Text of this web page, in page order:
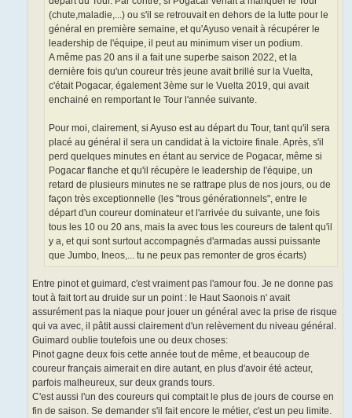
(chute,maladie,...) ou s'il se retrouvait en dehors de la lutte pour le
général en première semaine, et qu'Ayuso venait à récupérer le
leadership de l'équipe, il peut au minimum viser un podium.
A même pas 20 ans il a fait une superbe saison 2022, et la
dernière fois qu'un coureur très jeune avait brillé sur la Vuelta,
c'était Pogacar, également 3ème sur le Vuelta 2019, qui avait
enchainé en remportant le Tour l'année suivante.
Pour moi, clairement, si Ayuso est au départ du Tour, tant qu'il sera
placé au général il sera un candidat à la victoire finale. Après, s'il
perd quelques minutes en étant au service de Pogacar, même si
Pogacar flanche et qu'il récupère le leadership de l'équipe, un
retard de plusieurs minutes ne se rattrape plus de nos jours, ou de
façon très exceptionnelle (les "trous générationnels", entre le
départ d'un coureur dominateur et l'arrivée du suivante, une fois
tous les 10 ou 20 ans, mais la avec tous les coureurs de talent qu'il
y a, et qui sont surtout accompagnés d'armadas aussi puissante
que Jumbo, Ineos,... tu ne peux pas remonter de gros écarts)
Entre pinot et guimard, c'est vraiment pas l'amour fou. Je ne donne pas
tout à fait tort au druide sur un point : le Haut Saonois n' avait
assurément pas la niaque pour jouer un général avec la prise de risque
qui va avec, il pâtit aussi clairement d'un relèvement du niveau général.
Guimard oublie toutefois une ou deux choses:
Pinot gagne deux fois cette année tout de même, et beaucoup de
coureur français aimerait en dire autant, en plus d'avoir été acteur,
parfois malheureux, sur deux grands tours.
C'est aussi l'un des coureurs qui comptait le plus de jours de course en
fin de saison. Se demander s'il fait encore le métier, c'est un peu limite.